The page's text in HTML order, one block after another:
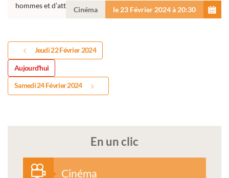
hommes et d’attirer les...
Cinéma le 23 Février 2024 à 20:30
Jeudi 22 Février 2024
Aujourd'hui
Samedi 24 Février 2024
En un clic
Cinéma